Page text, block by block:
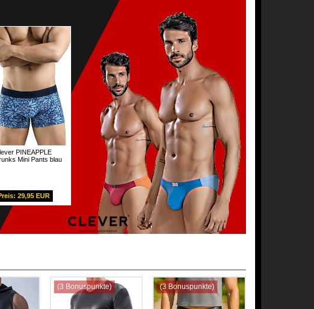
PINEAPPLE
Mini Pants blau
29,95 EUR
(3 Bonuspunkte) (3 Bonuspunkte)